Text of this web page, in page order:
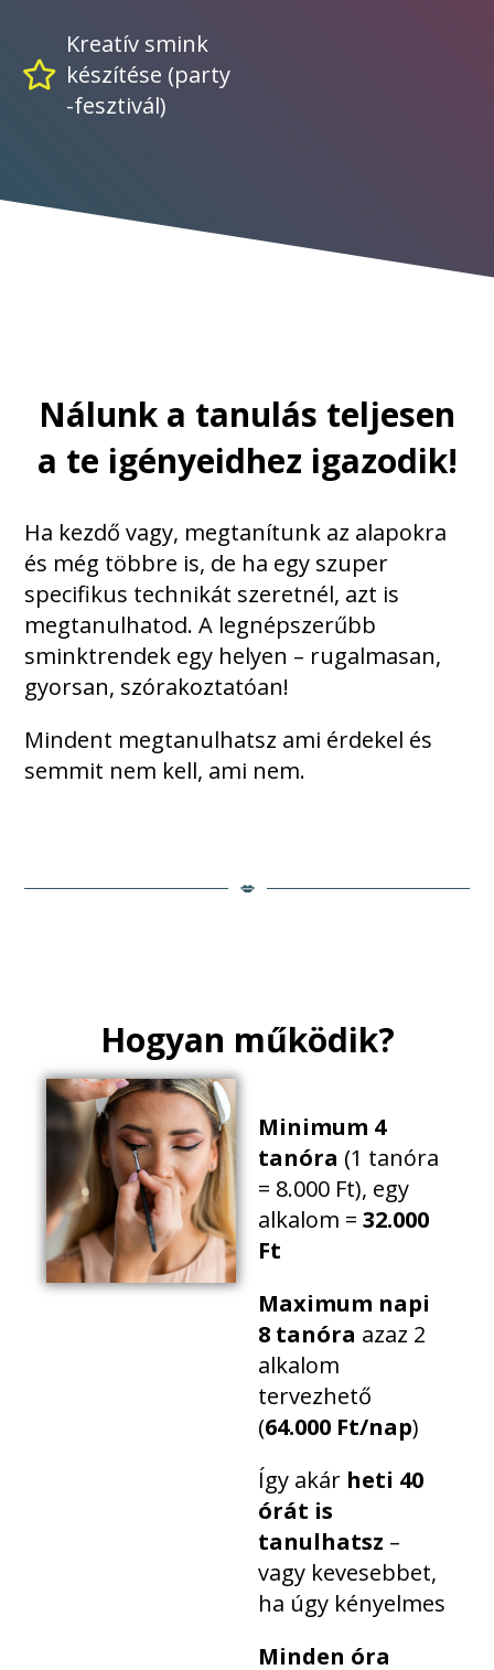
Kreatív smink
készítése (party
-fesztivál)
Nálunk a tanulás teljesen
a te igényeidhez igazodik!
Ha kezdő vagy, megtanítunk az alapokra
és még többre is, de ha egy szuper
specifikus technikát szeretnél, azt is
megtanulhatod. A legnépszerűbb
sminktrendek egy helyen – rugalmasan,
gyorsan, szórakoztatóan!
Mindent megtanulhatsz ami érdekel és
semmit nem kell, ami nem.
💋
Hogyan működik?
Minimum 4
tanóra (1 tanóra
= 8.000 Ft), egy
alkalom = 32.000
Ft
Maximum napi
8 tanóra azaz 2
alkalom
tervezhető
(64.000 Ft/nap)
Így akár heti 40
órát is
tanulhatsz –
vagy kevesebbet,
ha úgy kényelmes
Minden óra